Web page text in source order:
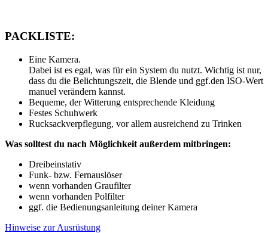
PACKLISTE:
Eine Kamera.
Dabei ist es egal, was für ein System du nutzt. Wichtig ist nur,
dass du die Belichtungszeit, die Blende und ggf.den ISO-Wert
manuel verändern kannst.
Bequeme, der Witterung entsprechende Kleidung
Festes Schuhwerk
Rucksackverpflegung, vor allem ausreichend zu Trinken
Was solltest du nach Möglichkeit außerdem mitbringen:
Dreibeinstativ
Funk- bzw. Fernauslöser
wenn vorhanden Graufilter
wenn vorhanden Polfilter
ggf. die Bedienungsanleitung deiner Kamera
Hinweise zur Ausrüstung